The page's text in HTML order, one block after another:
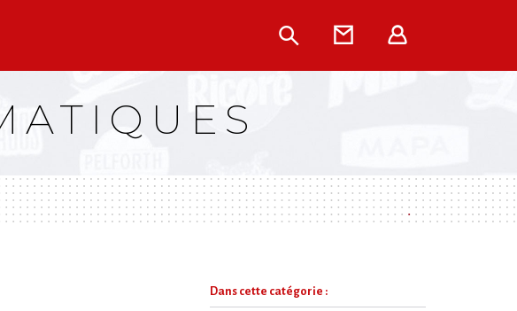
Rechercher
Contact
Dans cette catégorie :